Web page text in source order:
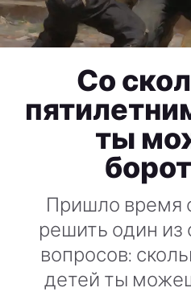
Со
ты
Пришло время
решить один
вопросов:
детей ты